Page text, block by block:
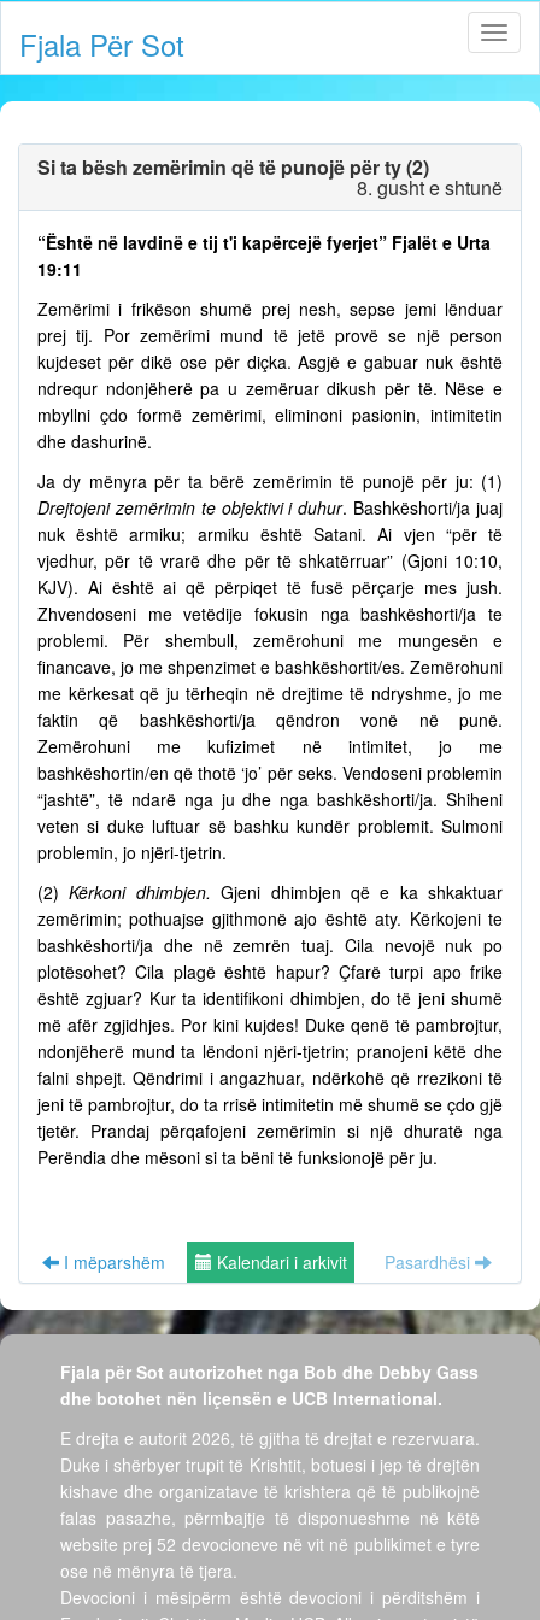
Fjala Për Sot
Si ta bësh zemërimin që të punojë për ty (2)
8. gusht e shtunë
“Është në lavdinë e tij t'i kapërcejë fyerjet” Fjalët e Urta
19:11
Zemërimi i frikëson shumë prej nesh, sepse jemi lënduar
prej tij. Por zemërimi mund të jetë provë se një person
kujdeset për dikë ose për diçka. Asgjë e gabuar nuk është
ndrequr ndonjëherë pa u zemëruar dikush për të. Nëse e
mbyllni çdo formë zemërimi, eliminoni pasionin, intimitetin
dhe dashurinë.
Ja dy mënyra për ta bërë zemërimin të punojë për ju: (1)
Drejtojeni zemërimin te objektivi i duhur. Bashkëshorti/ja juaj
nuk është armiku; armiku është Satani. Ai vjen “për të
vjedhur, për të vrarë dhe për të shkatërruar” (Gjoni 10:10,
KJV). Ai është ai që përpiqet të fusë përçarje mes jush.
Zhvendoseni me vetëdije fokusin nga bashkëshorti/ja te
problemi. Për shembull, zemërohuni me mungesën e
financave, jo me shpenzimet e bashkëshortit/es. Zemërohuni
me kërkesat që ju tërheqin në drejtime të ndryshme, jo me
faktin që bashkëshorti/ja qëndron vonë në punë.
Zemërohuni me kufizimet në intimitet, jo me
bashkëshortin/en që thotë ‘jo’ për seks. Vendoseni problemin
“jashtë”, të ndarë nga ju dhe nga bashkëshorti/ja. Shiheni
veten si duke luftuar së bashku kundër problemit. Sulmoni
problemin, jo njëri-tjetrin.
(2)Kërkoni dhimbjen. Gjeni dhimbjen që e ka shkaktuar
zemërimin; pothuajse gjithmonë ajo është aty. Kërkojeni te
bashkëshorti/ja dhe në zemrën tuaj. Cila nevojë nuk po
plotësohet? Cila plagë është hapur? Çfarë turpi apo frike
është zgjuar? Kur ta identifikoni dhimbjen, do të jeni shumë
më afër zgjidhjes. Por kini kujdes! Duke qenë të pambrojtur,
ndonjëherë mund ta lëndoni njëri-tjetrin; pranojeni këtë dhe
falni shpejt. Qëndrimi i angazhuar, ndërkohë që rrezikoni të
jeni të pambrojtur, do ta rrisë intimitetin më shumë se çdo gjë
tjetër. Prandaj përqafojeni zemërimin si një dhuratë nga
Perëndia dhe mësoni si ta bëni të funksionojë për ju.
I mëparshëm Kalendari i arkivit Pasardhësi
Fjala për Sot autorizohet nga Bob dhe Debby Gass
dhe botohet nën liçensën e UCB International.
E drejta e autorit 2026, të gjitha të drejtat e rezervuara.
Duke i shërbyer trupit të Krishtit, botuesi i jep të drejtën
kishave dhe organizatave të krishtera që të publikojnë
falas pasazhe, përmbajtje të disponueshme në këtë
website prej 52 devocioneve në vit në publikimet e tyre
ose në mënyra të tjera.
Devocioni i mësipërm është devocioni i përditshëm i